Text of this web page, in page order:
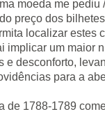
moeda me
preço dos bilhetes
localizar estes
implicar um maior
e desconforto,
para a
de 1788-1789